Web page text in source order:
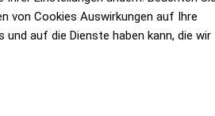
von Cookies Auswirkungen auf Ihre
auf die Dienste haben kann, die wir
AGRA – die